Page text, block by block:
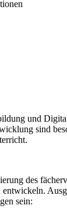
und
sind
des
sein: